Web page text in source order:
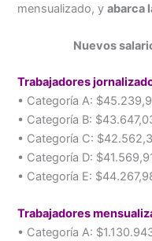
mensualizado, yabarca
Nuevos
Trabajadores
• Categoría A:
• Categoría B:
• Categoría C:
• Categoría D:
• Categoría E:
Trabajadores
• Categoría A: